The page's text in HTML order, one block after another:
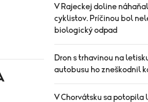
V Rajeckej doline
cyklistov. Príčinou bol
biologický odpad
Dron s trhavinou na
autobusu ho zneškodnil
V Chorvátsku sa potopila